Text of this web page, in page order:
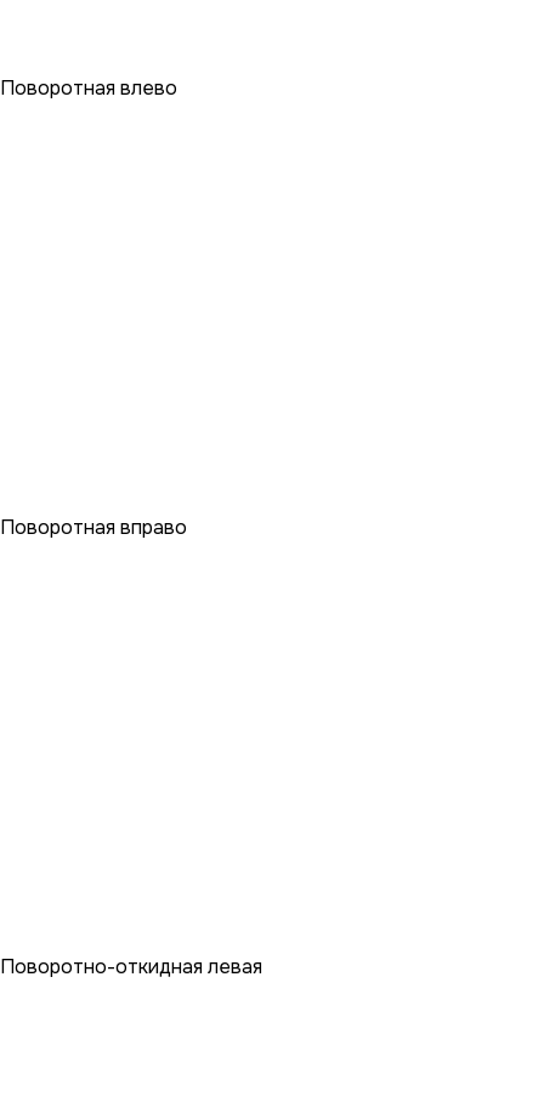
Поворотная влево
Поворотная вправо
Поворотно-откидная левая